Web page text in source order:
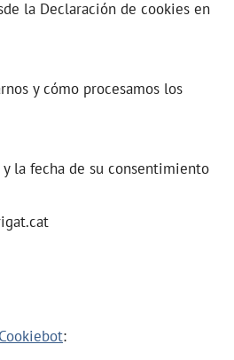
la Declaración de cookies en
y cómo procesamos los
la fecha de su consentimiento
Cookiebot: